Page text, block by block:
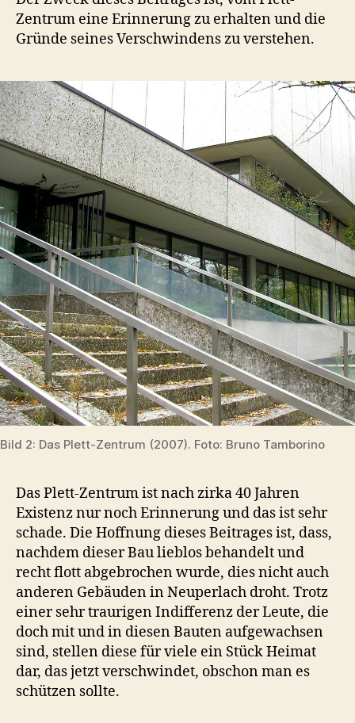
Zentrum eine Erinnerung zu erhalten und die
Gründe seines Verschwindens zu verstehen.
Bild 2: Das Plett-Zentrum (2007). Foto: Bruno Tamborino
Das Plett-Zentrum ist nach zirka 40 Jahren
Existenz nur noch Erinnerung und das ist sehr
schade. Die Hoffnung dieses Beitrages ist, dass,
nachdem dieser Bau lieblos behandelt und
recht flott abgebrochen wurde, dies nicht auch
anderen Gebäuden in Neuperlach droht. Trotz
einer sehr traurigen Indifferenz der Leute, die
doch mit und in diesen Bauten aufgewachsen
sind, stellen diese für viele ein Stück Heimat
dar, das jetzt verschwindet, obschon man es
schützen sollte.